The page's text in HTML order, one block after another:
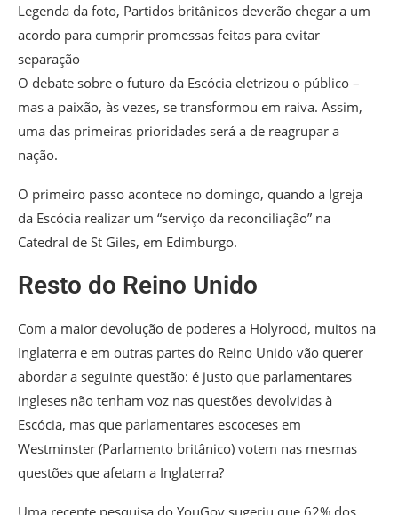
Legenda da foto, Partidos britânicos deverão chegar a um
acordo para cumprir promessas feitas para evitar
separação
O debate sobre o futuro da Escócia eletrizou o público –
mas a paixão, às vezes, se transformou em raiva. Assim,
uma das primeiras prioridades será a de reagrupar a
nação.
O primeiro passo acontece no domingo, quando a Igreja
da Escócia realizar um “serviço da reconciliação” na
Catedral de St Giles, em Edimburgo.
Resto do Reino Unido
Com a maior devolução de poderes a Holyrood, muitos na
Inglaterra e em outras partes do Reino Unido vão querer
abordar a seguinte questão: é justo que parlamentares
ingleses não tenham voz nas questões devolvidas à
Escócia, mas que parlamentares escoceses em
Westminster (Parlamento britânico) votem nas mesmas
questões que afetam a Inglaterra?
Uma recente pesquisa do YouGov sugeriu que 62% dos